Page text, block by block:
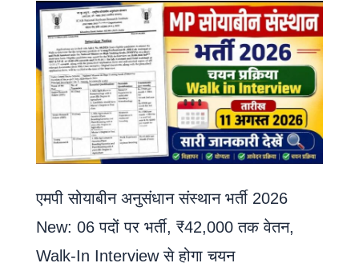
एमपी सोयाबीन अनुसंधान संस्थान भर्ती 2026
New: 06 पदों पर भर्ती, ₹42,000 तक वेतन,
Walk-In Interview से होगा चयन